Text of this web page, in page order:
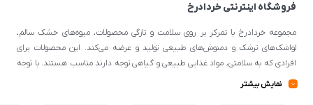
فروشگاه اینترنتی خردادرخ
مجموعه خردادرخ با تمرکز بر روی سلامت و تازگی محصولات، میوه‌های خشک سالم،
لواشک‌های ترشک و دمنوش‌های طبیعی تولید و عرضه می‌کند. این محصولات برای
افرادی که به سلامتی، مواد غذایی طبیعی و گیاهی توجه دارند مناسب هستند. با توجه
به اینکه از مواد اولیه طبیعی و کیفیتی برای تهیه محصولات استفاده می‌شود، می‌توانند
نمایش بیشتر